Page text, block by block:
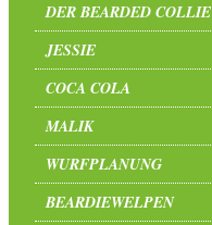
DER BEARDED COLLIE
JESSIE
COCA COLA
MALIK
WURFPLANUNG
BEARDIEWELPEN